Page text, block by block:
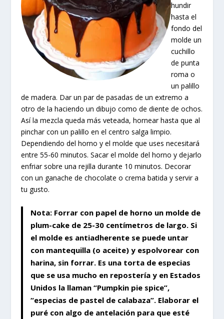
hundir
hasta el
fondo del
molde un
cuchillo
de punta
roma o
un palillo
de madera. Dar un par de pasadas de un extremo a
otro de la haciendo un dibujo como de diente de ochos.
Así la mezcla queda más veteada, hornear hasta que al
pinchar con un palillo en el centro salga limpio.
Dependiendo del horno y el molde que uses necesitará
entre 55-60 minutos. Sacar el molde del horno y dejarlo
enfriar sobre una rejilla durante 10 minutos. Decorar
con un ganache de chocolate o crema batida y servir a
tu gusto.
Nota: Forrar con papel de horno un molde de
plum-cake de 25-30 centímetros de largo. Si
el molde es antiadherente se puede untar
con mantequilla (o aceite) y espolvorear con
harina, sin forrar. Es una torta de especias
que se usa mucho en repostería y en Estados
Unidos la llaman “Pumpkin pie spice”,
“especias de pastel de calabaza”. Elaborar el
puré con algo de antelación para que esté